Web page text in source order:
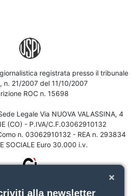
registrata presso il tribunale
n. 21/2007 del 11/10/2007
ROC n. 15698
Legale Via NUOVA VALASSINA, 4
(CO) - P.IVA/C.F.03062910132
n. 03062910132 - REA n. 293834
SOCIALE Euro 30.000 i.v.
alla newsletter